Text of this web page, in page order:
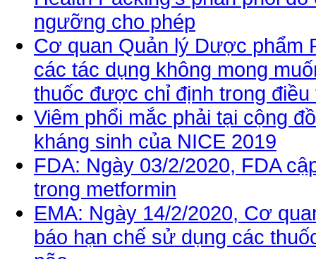
ngưỡng cho phép
Cơ quan Quản lý Dược phẩm
các tác dụng không mong
thuốc được chỉ định trong điều
Viêm phổi mắc phải tại cộng
kháng sinh của NICE 2019
FDA: Ngày 03/2/2020, FDA
trong metformin
EMA: Ngày 14/2/2020, Cơ
báo hạn chế sử dụng các